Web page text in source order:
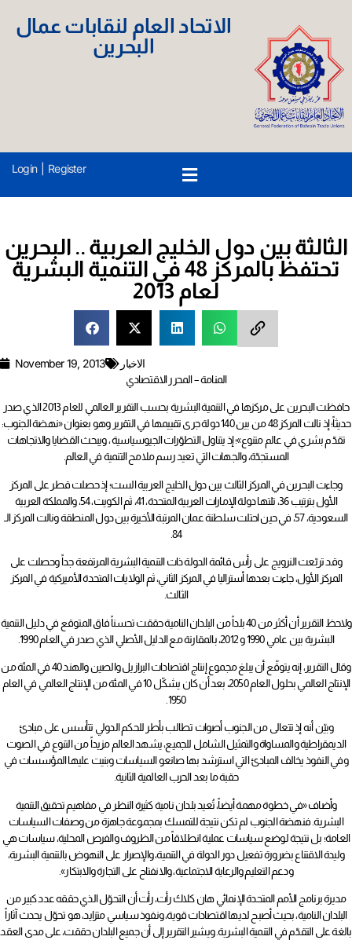
الاتحاد العام لنقابات عمال
البحرين
Login Register
الثالثة بين دول الخليج العربية .. البحرين
تحتفظ بالمركز 48 في التنمية البشرية
لعام 2013
November 19, 2013 الاخبار
المنامة – المحرر الاقتصادي
حافظت البحرين على مركزها في التنمية البشرية بحسب التقرير العالمي للعام 2013 الذي صدر
حديثاً؛ إذ نالت المركز 48 من بين 140 دولة جرى تقييمها في التقرير وهو بعنوان «نهضة الجنوب:
تقدّم بشري في عالم متنوع»؛ إذ يتناول التطوّرات الجيوسياسية ، ويبحث القضايا والاتجاهات
المستجدّة، والجهات التي تعيد رسم ملامح التنمية في العالم.
وجاءت البحرين في المركز الثالث بين دول الخليج العربية الست؛ إذ حصلت قطر على المركز
الأول بترتيب 36، تلتها دولة الإمارات العربية المتحدة، 41، ثم الكويت، 54، والمملكة العربية
السعودية، 57، في حين احتلت سلطنة عمان المرتبة الأخيرة بين دول المنطقة ونالت المركز الـ
84.
وقد تربّعت النرويج على رأس قائمة الدولة ذات التنمية البشرية المرتفعة جداً وحصلت على
المركز الأول، جاءت بعدها أستراليا في المركز الثاني، ثم الولايات المتحدة الأميركية في المركز
الثالث.
ولاحظ التقرير أن أكثر من 40 بلداً من البلدان النامية حققت تحسناً فاق المتوقع في دليل التنمية
البشرية بين عامي 1990 و 2012، بالمقارنة مع الدليل الأصلي الذي صدر في العام 1990.
وقال التقرير، إنه يتوقّع أن يبلغ مجموع إنتاج اقتصادات البرازيل والصين والهند 40 في المئة من
الإنتاج العالمي بحلول العام 2050، بعد أن كان يشكّل 10 في المئة من الإنتاج العالمي في العام
1950.
وبيّن أنه إذ تتعالى من الجنوب أصوات تطالب بأطر للحكم الدولي تتأسس على مبادئ
الديمقراطية والمساواة والتمثيل الشامل للجميع، يشهد العالم مزيداً من التنوع في الصوت
وفي النفوذ يخالف المبادئ التي استرشد بها صانعو السياسات وبنيت عليها المؤسسات في
حقبة ما بعد الحرب العالمية الثانية.
وأضاف «في خطوة مهمة أيضاً، تُعيد بلدان نامية كثيرة النظر في مفاهيم تحقيق التنمية
البشرية. فنهضة الجنوب لم تكن نتيجة للتمسك بمجموعة جاهزة من وصفات السياسات
العامة؛ بل نتيجة لوضع سياسات عملية انطلاقاً من الظروف والفرص المحلية، سياسات هي
وليدة الاقتناع بضرورة تفعيل دور الدولة في التنمية، والإصرار على النهوض بالتنمية البشرية،
ودعم التعليم والرعاية الاجتماعية، والانفتاح على التجارة والابتكار».
مديرة برنامج الأمم المتحدة الإنمائي هان كلاك رأت، رأت أن التحوّل الذي حققه عدد كبير من
البلدان النامية، بحيث أصبح لديها اقتصادات قوية، ونفوذ سياسي متزايد، هو تحوّل يحدث آثاراً
بالغة على التقدّم في التنمية البشرية. ويشير التقرير إلى أن جميع البلدان حققت، على مدى العقد